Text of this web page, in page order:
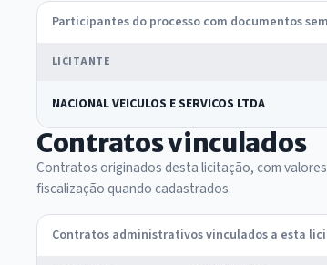
Participantes do processo com documentos
LICITANTE
NACIONAL VEICULOS E SERVICOS LTDA
Contratos vinculados
Contratos originados desta licitação, com
fiscalização quando cadastrados.
Contratos administrativos vinculados a esta